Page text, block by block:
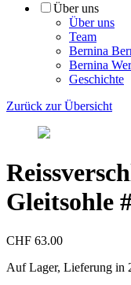
Über uns
Über uns
Team
Bernina
Bernina
Geschichte
Zurück zur Übersicht
Gleitsohle
CHF 63.00
Auf Lager, Lieferung in